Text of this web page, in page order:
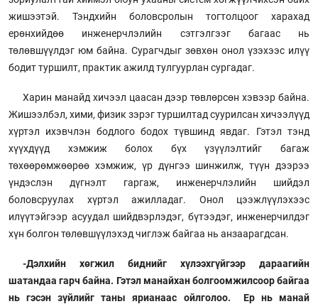
жишээтэй. Тэндхийн боловсролын тогтолцоог харахад
ерөнхийдөө инженерчлэлийн сэтгэлгээг багаас нь
төлөвшүүлдэг юм байна. Сурагчдыг зөвхөн онол үзэхээс илүү
бодит туршилт, практик ажилд тулгуурлан сургадаг.
Харин манайд хичээл цаасан дээр төвлөрсөн хэвээр байна.
Жишээлбэл, хими, физик зэрэг туршилтад суурилсан хичээлүүд
хүртэл ихэвчлэн бодлого бодох түвшинд явдаг. Гэтэл тэнд
хүүхдүүд хэмжиж болох бүх үзүүлэлтийг багаж
төхөөрөмжөөрөө хэмжиж, үр дүнгээ шинжилж, түүн дээрээ
үндэслэн дүгнэлт гаргаж, инженерчлэлийн шийдэл
боловсруулах хүртэл ажилладаг. Онол цээжлүүлэхээс
илүүтэйгээр асуудал шийдвэрлэдэг, бүтээдэг, инженерчилдэг
хүн болгон төлөвшүүлэхэд чиглэж байгаа нь анзаарагдсан.
-Дэлхийн хөгжил биднийг хүлээхгүйгээр дараагийн
шатандаа гарч байна. Гэтэл манайхан болгоомжилсоор байгаа
нь гэсэн зүйлийг таны ярианаас ойлголоо. Ер нь манай